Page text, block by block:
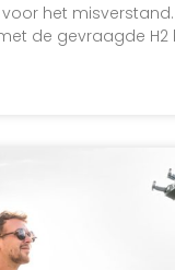
voor het
de gevraagde H2